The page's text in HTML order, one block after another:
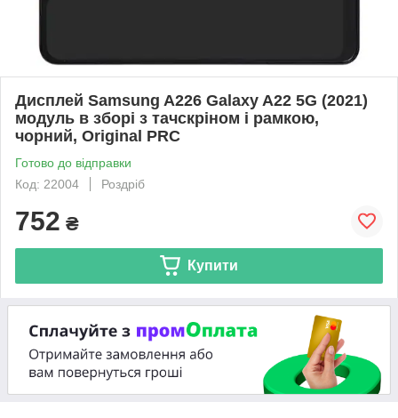
Дисплей Samsung A226 Galaxy A22 5G (2021)
модуль в зборі з тачскріном і рамкою,
чорний, Original PRC
Готово до відправки
Код: 22004
Роздріб
752 ₴
Купити